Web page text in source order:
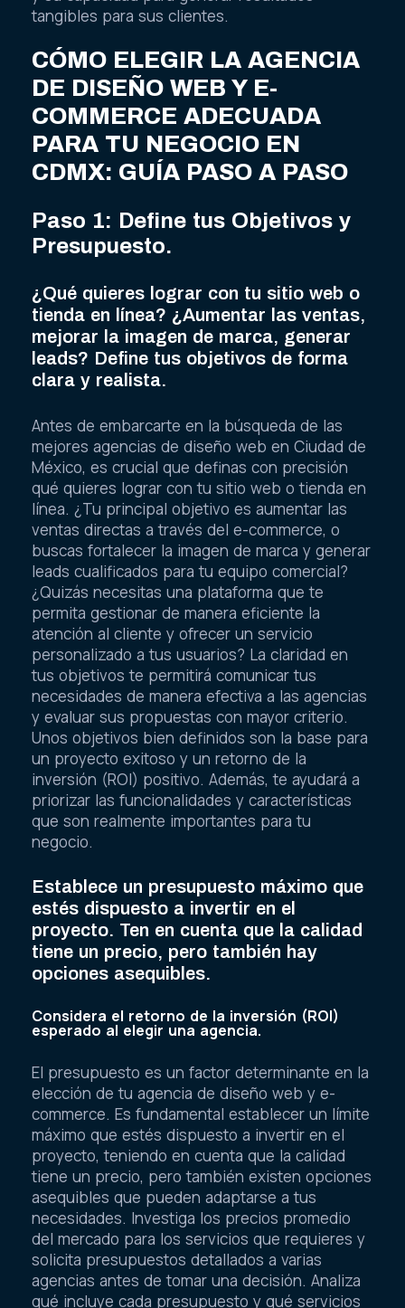
tangibles para sus clientes.
CÓMO ELEGIR LA AGENCIA
DE DISEÑO WEB Y E-
COMMERCE ADECUADA
PARA TU NEGOCIO EN
CDMX: GUÍA PASO A PASO
Paso 1: Define tus Objetivos y
Presupuesto.
¿Qué quieres lograr con tu sitio web o
tienda en línea? ¿Aumentar las ventas,
mejorar la imagen de marca, generar
leads? Define tus objetivos de forma
clara y realista.
Antes de embarcarte en la búsqueda de las
mejores agencias de diseño web en Ciudad de
México, es crucial que definas con precisión
qué quieres lograr con tu sitio web o tienda en
línea. ¿Tu principal objetivo es aumentar las
ventas directas a través del e-commerce, o
buscas fortalecer la imagen de marca y generar
leads cualificados para tu equipo comercial?
¿Quizás necesitas una plataforma que te
permita gestionar de manera eficiente la
atención al cliente y ofrecer un servicio
personalizado a tus usuarios? La claridad en
tus objetivos te permitirá comunicar tus
necesidades de manera efectiva a las agencias
y evaluar sus propuestas con mayor criterio.
Unos objetivos bien definidos son la base para
un proyecto exitoso y un retorno de la
inversión (ROI) positivo. Además, te ayudará a
priorizar las funcionalidades y características
que son realmente importantes para tu
negocio.
Establece un presupuesto máximo que
estés dispuesto a invertir en el
proyecto. Ten en cuenta que la calidad
tiene un precio, pero también hay
opciones asequibles.
Considera el retorno de la inversión (ROI)
esperado al elegir una agencia.
El presupuesto es un factor determinante en la
elección de tu agencia de diseño web y e-
commerce. Es fundamental establecer un límite
máximo que estés dispuesto a invertir en el
proyecto, teniendo en cuenta que la calidad
tiene un precio, pero también existen opciones
asequibles que pueden adaptarse a tus
necesidades. Investiga los precios promedio
del mercado para los servicios que requieres y
solicita presupuestos detallados a varias
agencias antes de tomar una decisión. Analiza
qué incluye cada presupuesto y qué servicios